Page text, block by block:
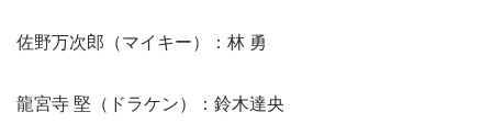
佐野万次郎（マイキー）：林 勇
龍宮寺 堅（ドラケン）：鈴木達央